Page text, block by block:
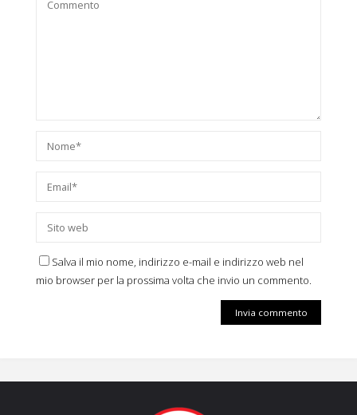
Salva il mio nome, indirizzo e-mail e indirizzo web nel
mio browser per la prossima volta che invio un commento.